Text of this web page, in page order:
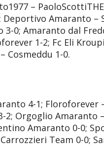
–
Amaranto –
0; Amaranto dal
1-2; Fc Eli
Cosmeddu 1-0.
4-1; Floroforever
2; Orgoglio Amaranto
Amaranto 0-0;
Team 0-0;